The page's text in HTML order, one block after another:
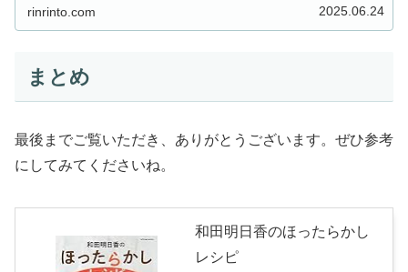
rinrinto.com 2025.06.24
まとめ
最後までご覧いただき、ありがとうございます。ぜひ参考
にしてみてくださいね。
和田明日香のほったらかし
レシピ